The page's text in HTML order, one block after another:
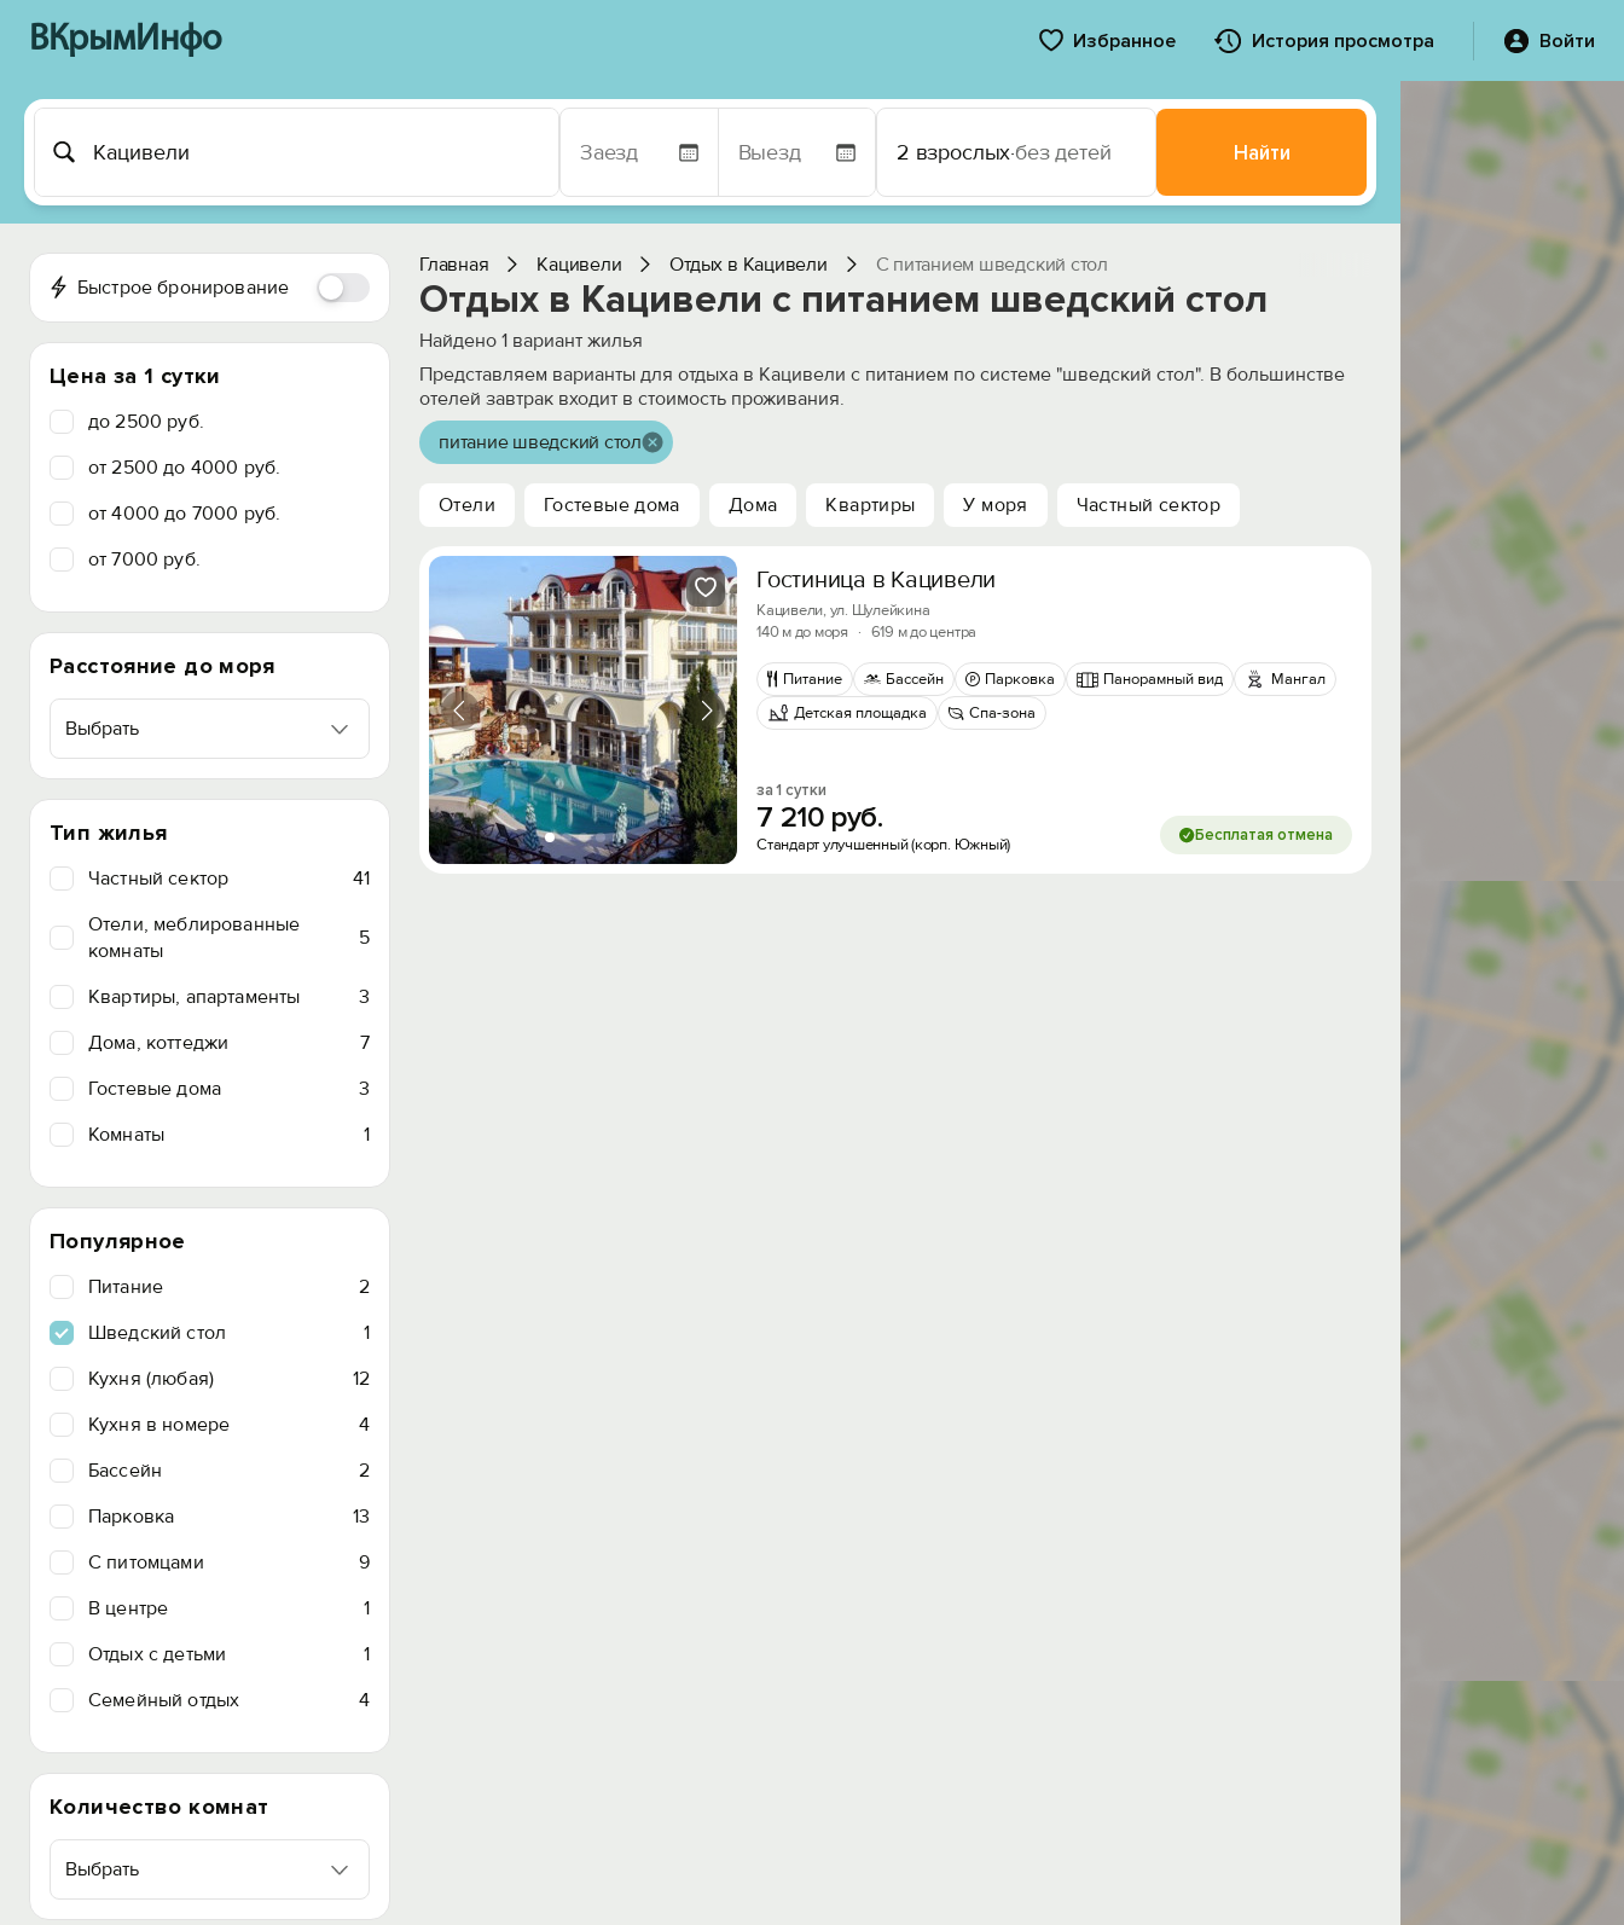
ВКрымИнфо Избранное История просмотра Войти
2 взрослых·без детей Найти
Быстрое бронирование
Цена за 1 сутки
до 2500 руб.
от 2500 до 4000 руб.
от 4000 до 7000 руб.
от 7000 руб.
Расстояние до моря
Выбрать
Тип жилья
Частный сектор
41
Отели, меблированные
комнаты
5
Квартиры, апартаменты
3
Дома, коттеджи
7
Гостевые дома
3
Комнаты
1
Популярное
Питание
2
Шведский стол
1
Кухня (любая)
12
Кухня в номере
4
Бассейн
2
Парковка
13
C питомцами
9
В центре
1
Отдых с детьми
1
Семейный отдых
4
Количество комнат
Выбрать
Главная Кацивели Отдых в Кацивели С питанием шведский стол
Отдых в Кацивели с питанием шведский стол
Найдено 1 вариант жилья
Представляем варианты для отдыха в Кацивели с питанием по системе "шведский стол". В большинстве
отелей завтрак входит в стоимость проживания.
питание шведский стол
Отели Гостевые дома Дома Квартиры У моря Частный сектор
Гостиница в Кацивели
Кацивели, ул. Шулейкина
140 м до моря
· 619 м до центра
Питание Бассейн Парковка Панорамный вид
Мангал
Детская площадка
Спа-зона
за 1 сутки
7 210 руб.
Стандарт улучшенный (корп. Южный) Бесплатая отмена